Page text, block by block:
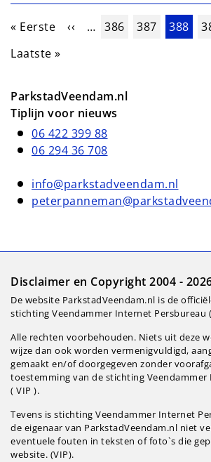
Paginering
Eerste pagina
« Eerste Vorige pagina
‹‹ … Pagina
386 Pagina
387 388
Laatste pagina
Laatste »
ParkstadVeendam.nl
Tiplijn voor nieuws
06 422 399 88
06 294 36 708
info@parkstadveendam.nl
Disclaimer en Copyright 2004 -
De website ParkstadVeendam.nl is de
stichting Veendammer Internet Persbureau
Alle rechten voorbehouden. Niets uit deze
wijze dan ook worden vermenigvuldigd,
gemaakt en/of doorgegeven zonder
toestemming van de stichting
( VIP ).
Tevens is stichting Veendammer Internet
de eigenaar van ParkstadVeendam.nl niet
eventuele fouten in teksten of foto`s die
website. (VIP).